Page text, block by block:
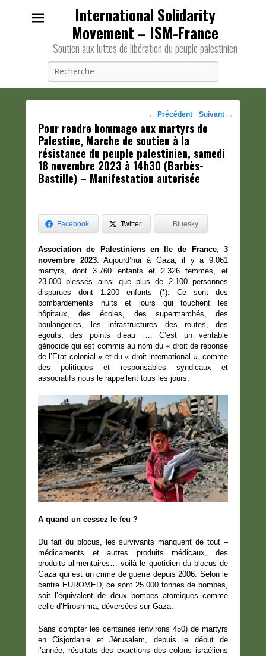
International Solidarity
Movement – ISM-France
Soutien aux luttes de libération du peuple palestinien
Navigation
des
posts
← Précédent Suivant →
Pour rendre hommage aux martyrs de
Palestine, Marche de soutien à la
résistance du peuple palestinien, samedi
18 novembre 2023 à 14h30 (Barbès-
Bastille) – Manifestation autorisée
Facebook Twitter Bluesky
Association de Palestiniens en Ile de France, 3
novembre 2023. Aujourd’hui à Gaza, il y a 9.061
martyrs, dont 3.760 enfants et 2.326 femmes, et
23.000 blessés ainsi que plus de 2.100 personnes
disparues dont 1.200 enfants (*). Ce sont des
bombardements nuits et jours qui touchent les
hôpitaux, des écoles, des supermarchés, des
boulangeries, les infrastructures des routes, des
égouts, des points d’eau …. C’est un véritable
génocide qui est commis au nom du « droit de réponse
de l’Etat colonial » et du « droit international », comme
des politiques et responsables syndicaux et
associatifs nous le rappellent tous les jours.
A quand un cessez le feu ?
Du fait du blocus, les survivants manquent de tout –
médicaments et autres produits médicaux, des
produits alimentaires… voilà le quotidien du blocus de
Gaza qui est un crime de guerre depuis 2006. Selon le
centre EUROMED, ce sont 25.000 tonnes de bombes,
soit l’équivalent de deux bombes atomiques comme
celle d’Hiroshima, déversées sur Gaza.
Sans compter les centaines (environs 450) de martyrs
en Cisjordanie et Jérusalem, depuis le début de
l’année, résultats des exactions des colons israéliens